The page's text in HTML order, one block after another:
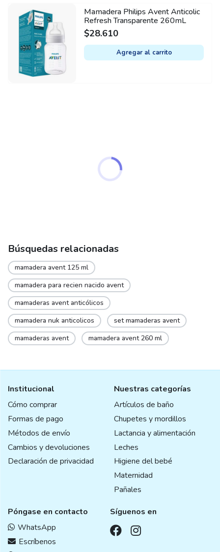
may
be
chosen
on
the
Mamadera Philips Avent Anticolic
Refresh Transparente 260mL
$28.610
Agregar al carrito
Búsquedas relacionadas
mamadera avent 125 ml
mamadera para recien nacido avent
mamaderas avent anticólicos
mamadera nuk anticolicos
set mamaderas avent
mamaderas avent
mamadera avent 260 ml
Institucional
Cómo comprar
Formas de pago
Métodos de envío
Cambios y devoluciones
Declaración de privacidad
Nuestras categorías
Artículos de baño
Chupetes y mordillos
Lactancia y alimentación
Leches
Higiene del bebé
Maternidad
Pañales
Póngase en contacto
WhatsApp
Escríbenos
Síguenos en